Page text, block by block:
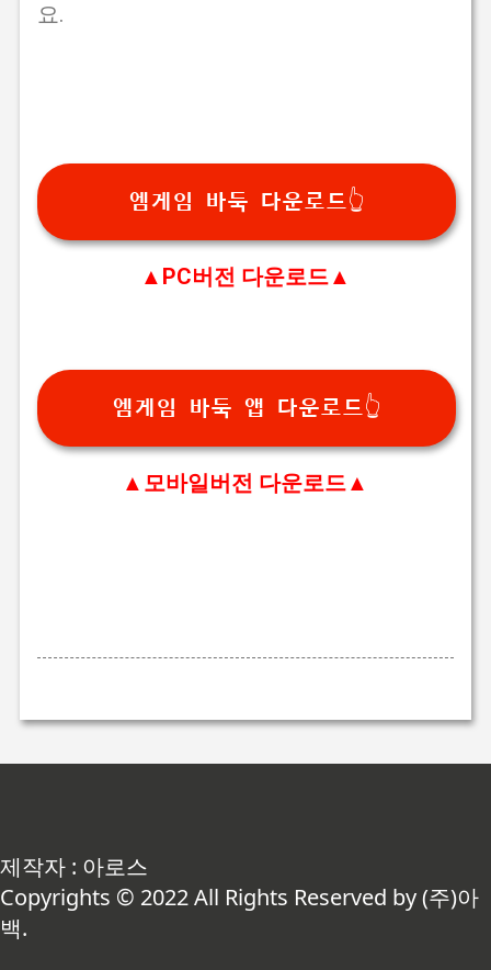
요.
엠게임 바둑 다운로드👆
▲PC버전 다운로드▲
엠게임 바둑 앱 다운로드👆
▲모바일버전 다운로드▲
제작자 : 아로스
Copyrights © 2022 All Rights Reserved by (주)아
백.